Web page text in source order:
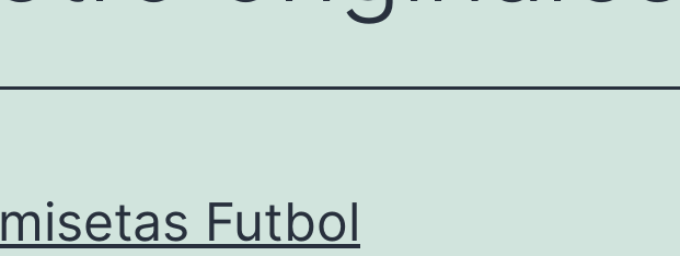
Futbol